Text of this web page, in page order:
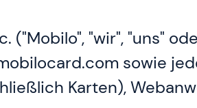
("Mobilo", "wir", "uns"
sowie
Karten),